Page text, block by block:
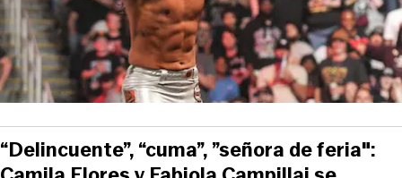
“Delincuente”, “cuma”, ”señora de feria":